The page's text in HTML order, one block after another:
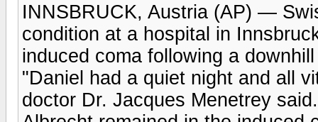
INNSBRUCK, Austria (AP) —
condition at a hospital in
induced coma following a
"Daniel had a quiet night and all
doctor Dr. Jacques Menetrey said.